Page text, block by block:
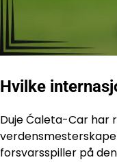
Hvilke
Duje Ćaleta-Car har
forsvarsspiller på